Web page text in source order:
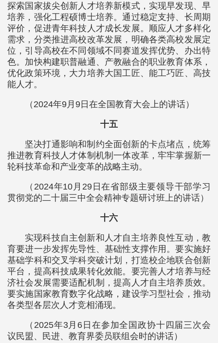
探索国家拔尖创新人才培养新模式，实现早发现、早
培养，强化工程硕博士培养。通过稳定支持、长周期
评价，促进青年科技人才成长发展。顺应人才多样化
需求，分类推进高校改革发展，明确各类高校发展定
位，引导高校在不同领域不同赛道发挥优势、办出特
色。加快构建职普融通、产教融合的职业教育体系，
优化政策环境，大力培养大国工匠、能工巧匠、高技
能人才。
（2024年9月9日在全国教育大会上的讲话）
十五
坚决打通影响和制约全面创新的卡点堵点，统筹
推进教育科技人才体制机制一体改革，牢牢掌握新一
轮科技革命和产业变革的战略主动。
（2024年10月29日在省部级主要领导干部学习
贯彻党的二十届三中全会精神专题研讨班上的讲话）
十六
实现科技自主创新和人才自主培养良性互动，教
育要进一步发挥先导性、基础性支撑作用。要实施好
基础学科和交叉学科突破计划，打造校企地联合创新
平台，提高科技成果转化效能。要完善人才培养与经
济社会发展需要适配机制，提高人才自主培养质效。
要实施国家教育数字化战略，建设学习型社会，推动
各类型各层次人才竞相涌现。
（2025年3月6日在参加全国政协十四届三次会
议民盟、民进、教育界委员联组会时的讲话）